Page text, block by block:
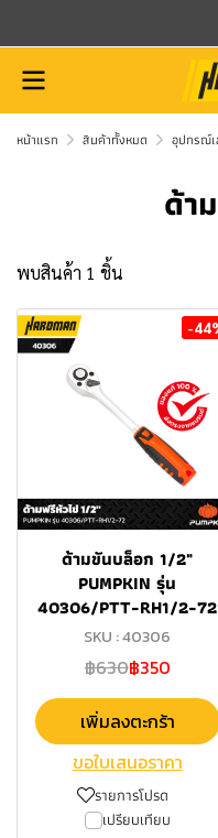
หน้าแรก สินค้าทั้งหมด อุปกรณ์
ด้า
พบสินค้า 1 ชิ้น
-
ด้ามขันบล็อก 1/2"
PUMPKIN รุ่น
40306/PTT-RH1/2-72
SKU : 40306
฿630฿350
เพิ่มลงตะกร้า
ขอใบเสนอราคา
รายการโปรด
เปรียบเทียบ